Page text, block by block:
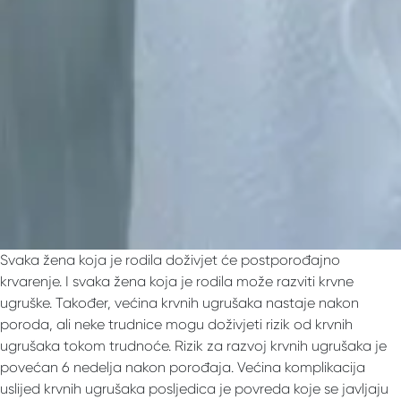
Svaka žena koja je rodila doživjet će postporođajno
krvarenje. I svaka žena koja je rodila može razviti krvne
ugruške. Također, većina krvnih ugrušaka nastaje nakon
poroda, ali neke trudnice mogu doživjeti rizik od krvnih
ugrušaka tokom trudnoće. Rizik za razvoj krvnih ugrušaka je
povećan 6 nedelja nakon porođaja. Većina komplikacija
uslijed krvnih ugrušaka posljedica je povreda koje se javljaju